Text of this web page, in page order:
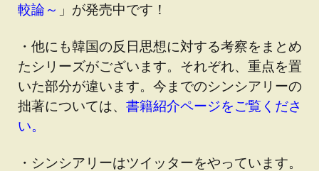
較論～ 」が発売中です！
・他にも韓国の反日思想に対する考察をまとめ
たシリーズがございます。それぞれ、重点を置
いた部分が違います。今までのシンシアリーの
拙著については、 書籍紹介ページをご覧くださ
い。
・シンシアリーはツイッターをやっています。